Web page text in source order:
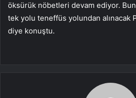
öksürük nöbetleri devam ediyor.
tek yolu teneffüs yolundan alınacak
diye konuştu.